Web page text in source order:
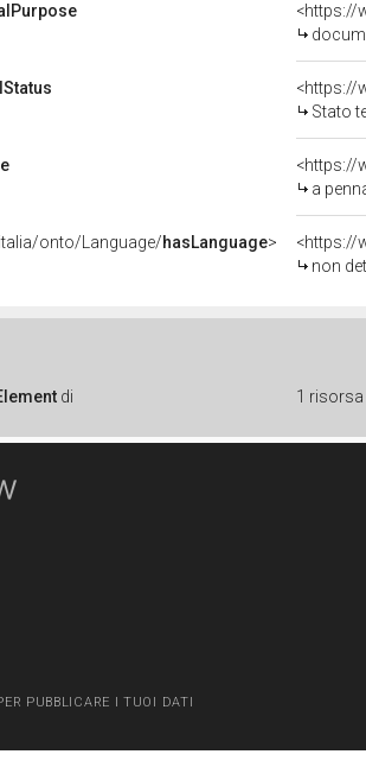
<https://
Stato
<https://
a
onto/Language/hasLanguage>
<https://
non
di 1 risorsa
PUBBLICARE I TUOI DATI